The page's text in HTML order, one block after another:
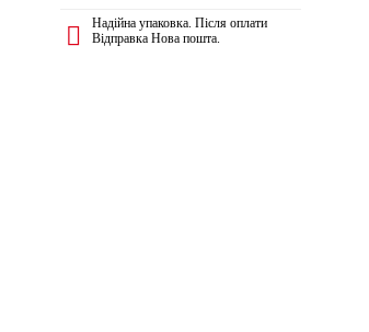
Надійна упаковка. Після оплати
Відправка Нова пошта.